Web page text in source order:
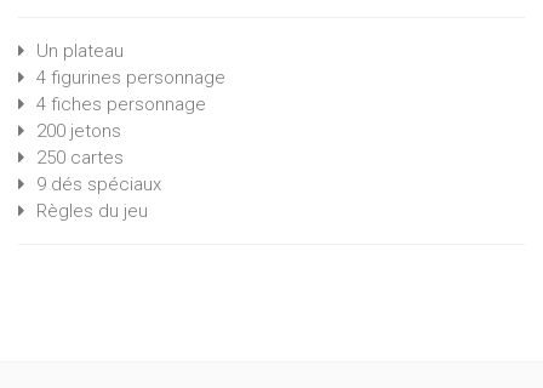
Un plateau
4 figurines personnage
4 fiches personnage
200 jetons
250 cartes
9 dés spéciaux
Règles du jeu